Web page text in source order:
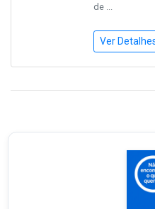
de ...
Ver